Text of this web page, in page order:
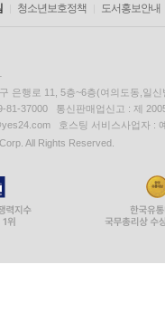
청소년보호정책 도서홍보안내
은행로 11, 5층~6층(여의도동,일신
81-37000 통신판매업신고 : 제
호스팅 서비스사업자 :
All Rights Reserved.